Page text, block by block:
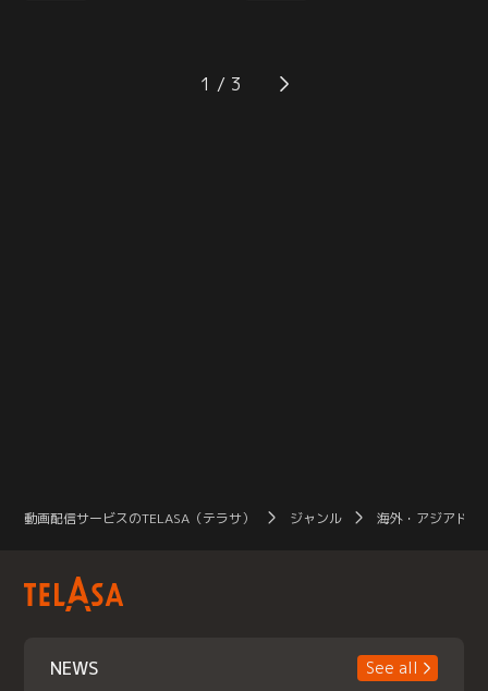
な気分になれないメレディスは仕事
ンに今夜セックスしようと持ちかけ
られ戸惑うデレクも。他の病院から
ろが今回の相手スティーブがペニス
処置を試すが効果なく、残る可能性
は神経の問題だとデレクが呼ばれ
1
動画配信サービスのTELASA（テラサ） ジャンル 海外・アジアドラ
NEWS See all